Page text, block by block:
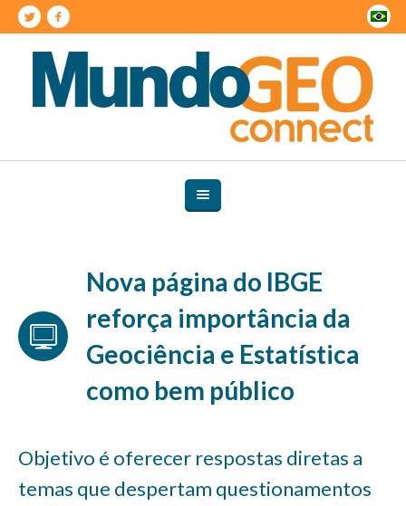
Nova página do IBGE
reforça importância da
Geociência e Estatística
como bem público
Objetivo é oferecer respostas diretas a
temas que despertam questionamentos